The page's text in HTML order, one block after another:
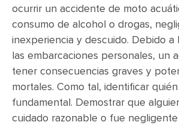
ocurrir un accidente de moto
consumo de alcohol o drogas,
inexperiencia y descuido. Debido a
las embarcaciones personales, un
tener consecuencias graves y
mortales. Como tal, identificar
fundamental. Demostrar que
cuidado razonable o fue